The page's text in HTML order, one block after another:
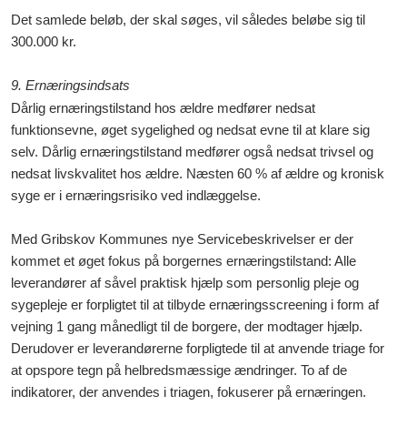
Det samlede beløb, der skal søges, vil således beløbe sig til
300.000 kr.
9. Ernæringsindsats
Dårlig ernæringstilstand hos ældre medfører nedsat
funktionsevne, øget sygelighed og nedsat evne til at klare sig
selv. Dårlig ernæringstilstand medfører også nedsat trivsel og
nedsat livskvalitet hos ældre. Næsten 60 % af ældre og kronisk
syge er i ernæringsrisiko ved indlæggelse.
Med Gribskov Kommunes nye Servicebeskrivelser er der
kommet et øget fokus på borgernes ernæringstilstand: Alle
leverandører af såvel praktisk hjælp som personlig pleje og
sygepleje er forpligtet til at tilbyde ernæringsscreening i form af
vejning 1 gang månedligt til de borgere, der modtager hjælp.
Derudover er leverandørerne forpligtede til at anvende triage for
at opspore tegn på helbredsmæssige ændringer. To af de
indikatorer, der anvendes i triagen, fokuserer på ernæringen.